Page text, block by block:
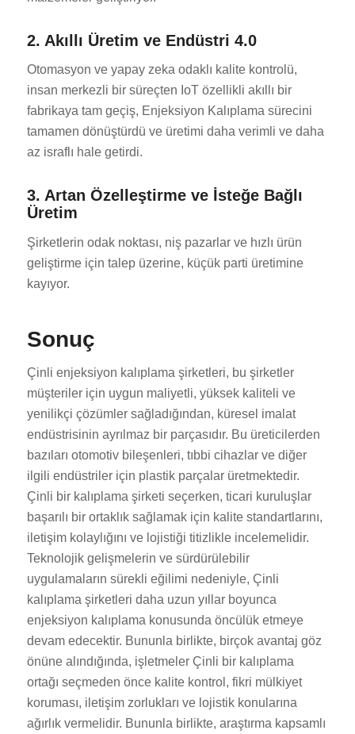
2. Akıllı Üretim ve Endüstri 4.0
Otomasyon ve yapay zeka odaklı kalite kontrolü,
insan merkezli bir süreçten IoT özellikli akıllı bir
fabrikaya tam geçiş, Enjeksiyon Kalıplama sürecini
tamamen dönüştürdü ve üretimi daha verimli ve daha
az israflı hale getirdi.
3. Artan Özelleştirme ve İsteğe Bağlı
Üretim
Şirketlerin odak noktası, niş pazarlar ve hızlı ürün
geliştirme için talep üzerine, küçük parti üretimine
kayıyor.
Sonuç
Çinli enjeksiyon kalıplama şirketleri, bu şirketler
müşteriler için uygun maliyetli, yüksek kaliteli ve
yenilikçi çözümler sağladığından, küresel imalat
endüstrisinin ayrılmaz bir parçasıdır. Bu üreticilerden
bazıları otomotiv bileşenleri, tıbbi cihazlar ve diğer
ilgili endüstriler için plastik parçalar üretmektedir.
Çinli bir kalıplama şirketi seçerken, ticari kuruluşlar
başarılı bir ortaklık sağlamak için kalite standartlarını,
iletişim kolaylığını ve lojistiği titizlikle incelemelidir.
Teknolojik gelişmelerin ve sürdürülebilir
uygulamaların sürekli eğilimi nedeniyle, Çinli
kalıplama şirketleri daha uzun yıllar boyunca
enjeksiyon kalıplama konusunda öncülük etmeye
devam edecektir. Bununla birlikte, birçok avantaj göz
önüne alındığında, işletmeler Çinli bir kalıplama
ortağı seçmeden önce kalite kontrol, fikri mülkiyet
koruması, iletişim zorlukları ve lojistik konularına
ağırlık vermelidir. Bununla birlikte, araştırma kapsamlı